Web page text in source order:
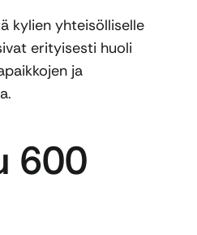
kylien yhteisölliselle
erityisesti huoli
ja
600